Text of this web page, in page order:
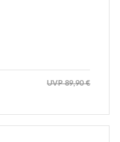
UVP 89,90 €